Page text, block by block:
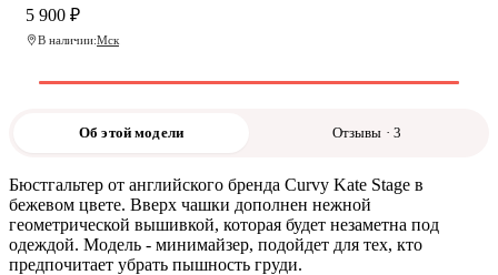
5 900 ₽
В наличии:Мск
Об этой модели Отзывы · 3
Бюстгальтер от английского бренда Curvy Kate Stage в
бежевом цвете. Вверх чашки дополнен нежной
геометрической вышивкой, которая будет незаметна под
одеждой. Модель - минимайзер, подойдет для тех, кто
предпочитает убрать пышность груди.